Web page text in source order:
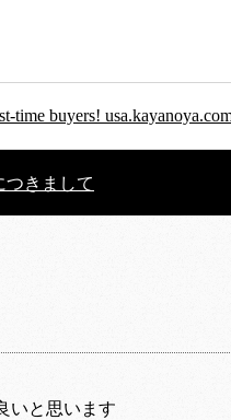
time buyers!
つきまして
いと思います